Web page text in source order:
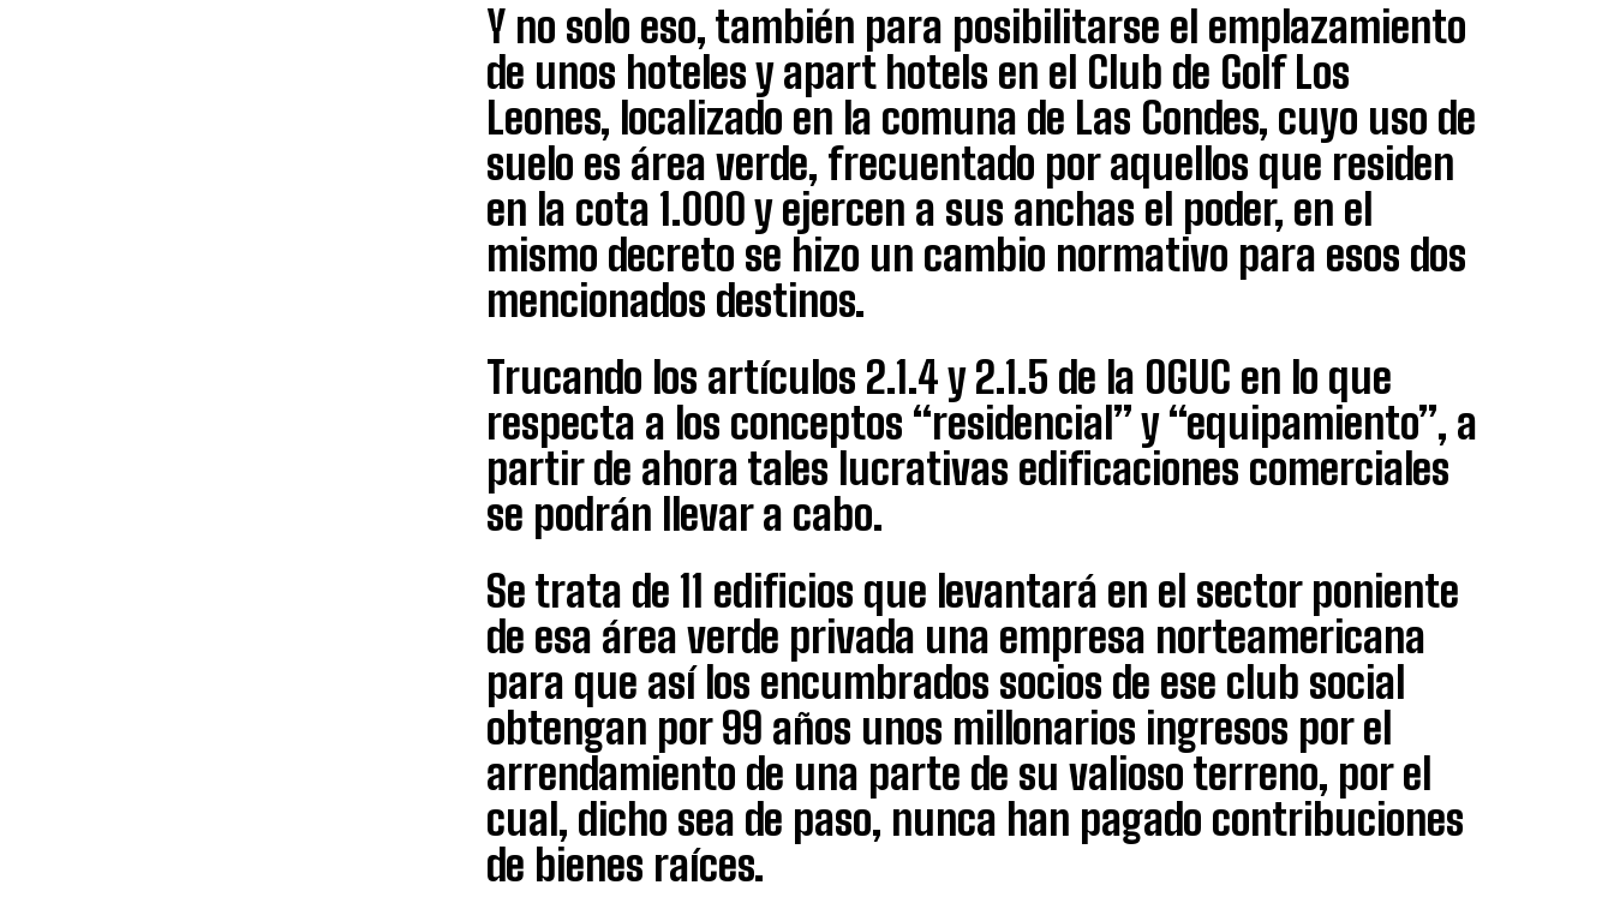
Y no solo eso, también para posibilitarse el emplazamiento
de unos hoteles y apart hotels en el Club de Golf Los
Leones, localizado en la comuna de Las Condes, cuyo uso de
suelo es área verde, frecuentado por aquellos que residen
en la cota 1.000 y ejercen a sus anchas el poder, en el
mismo decreto se hizo un cambio normativo para esos dos
mencionados destinos.
Trucando los artículos 2.1.4 y 2.1.5 de la OGUC en lo que
respecta a los conceptos “residencial” y “equipamiento”, a
partir de ahora tales lucrativas edificaciones comerciales
se podrán llevar a cabo.
Se trata de 11 edificios que levantará en el sector poniente
de esa área verde privada una empresa norteamericana
para que así los encumbrados socios de ese club social
obtengan por 99 años unos millonarios ingresos por el
arrendamiento de una parte de su valioso terreno, por el
cual, dicho sea de paso, nunca han pagado contribuciones
de bienes raíces.